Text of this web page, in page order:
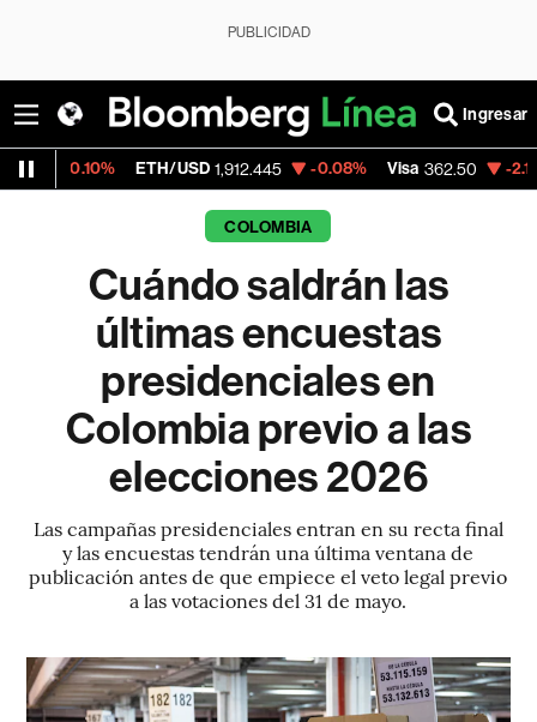
PUBLICIDAD
Ingresar
ETH/USD 1,912.445 -0.08% Visa 362.50 -2.15%
COLOMBIA
Cuándo saldrán las
últimas encuestas
presidenciales en
Colombia previo a las
elecciones 2026
Las campañas presidenciales entran en su recta final
y las encuestas tendrán una última ventana de
publicación antes de que empiece el veto legal previo
a las votaciones del 31 de mayo.